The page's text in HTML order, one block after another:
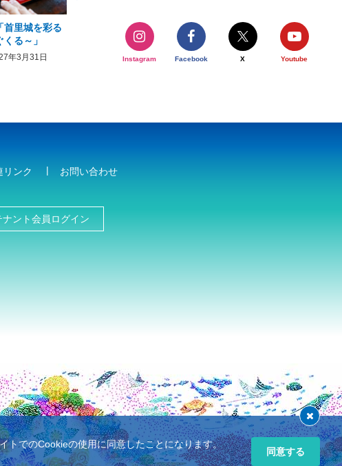
首里城を彩る
る～」
年3月31日
2026年度 かりゆしビーチ営業
期間および営業時間のお知らせ
2026年3月5日〜2026年10月31日
【期間限定】オーシャ
開催について
2026年3月20日〜2026年11
Instagram Facebook X Youtube
リンク お問い合わせ
ナント会員ログイン
トでのCookieの使用に同意したことになります。
同意する